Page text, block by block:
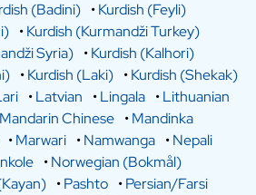
(Badini) •Kurdish (Feyli)
•Kurdish (Kurmandži Turkey)
Syria) •Kurdish (Kalhori)
•Kurdish (Laki) •Kurdish (Shekak)
•Latvian •Lingala •Lithuanian
Mandarin Chinese •Mandinka
•Marwari •Namwanga •Nepali
•Norwegian (Bokmål)
•Pashto •Persian/Farsi